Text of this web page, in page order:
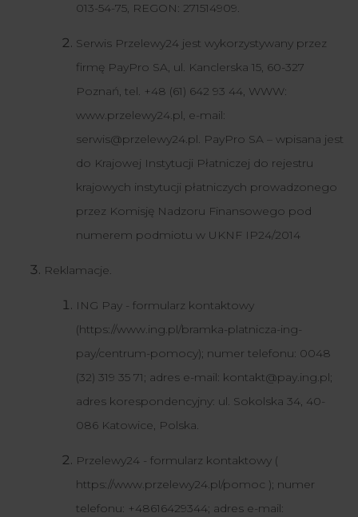
013-54-75, REGON: 271514909.
Serwis Przelewy24 jest wykorzystywany przez
firmę PayPro SA, ul. Kanclerska 15, 60-327
Poznań, tel. +48 (61) 642 93 44, WWW:
www.przelewy24.pl, e-mail:
serwis@przelewy24.pl. PayPro SA – wpisana jest
do Krajowej Instytucji Płatniczej do rejestru
krajowych instytucji płatniczych prowadzonego
przez Komisję Nadzoru Finansowego pod
numerem podmiotu w UKNF IP24/2014
Reklamacje.
ING Pay - formularz kontaktowy
(https://www.ing.pl/bramka-platnicza-ing-
pay/centrum-pomocy); numer telefonu: 0048
(32) 319 35 71; adres e-mail: kontakt@pay.ing.pl;
adres korespondencyjny: ul. Sokolska 34, 40-
086 Katowice, Polska.
Przelewy24 - formularz kontaktowy (
https://www.przelewy24.pl/pomoc ); numer
telefonu: +48616429344; adres e-mail: